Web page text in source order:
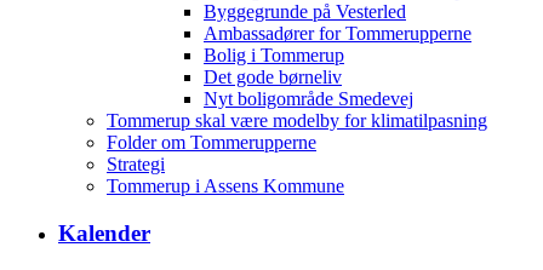
Byggegrunde på Vesterled
Ambassadører for Tommerupperne
Bolig i Tommerup
Det gode børneliv
Nyt boligområde Smedevej
Tommerup skal være modelby for klimatilpasning
Folder om Tommerupperne
Strategi
Tommerup i Assens Kommune
Kalender